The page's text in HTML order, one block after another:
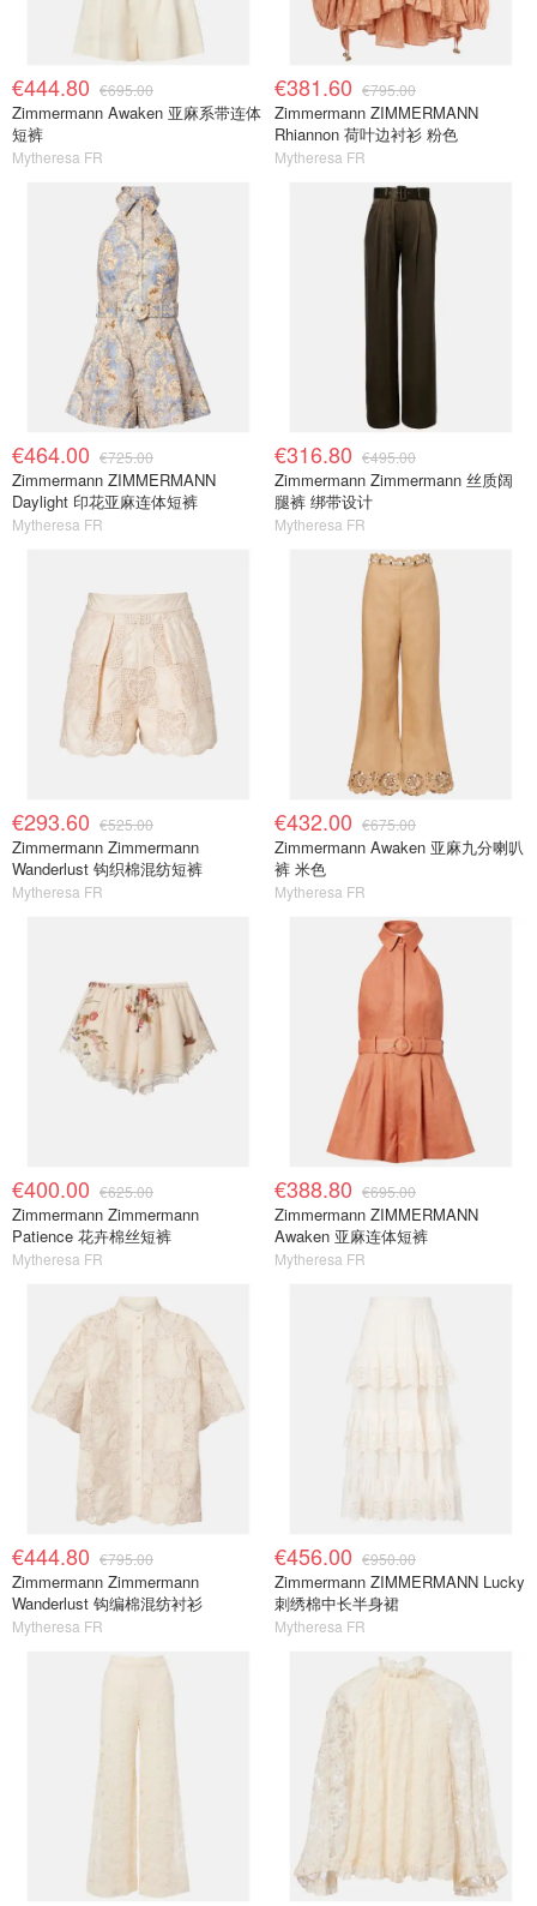
€444.80 €695.00
Zimmermann Awaken 亚麻系带连体
短裤
Mytheresa FR
€381.60 €795.00
Zimmermann ZIMMERMANN
Rhiannon 荷叶边衬衫 粉色
Mytheresa FR
€464.00 €725.00
Zimmermann ZIMMERMANN
Daylight 印花亚麻连体短裤
Mytheresa FR
€316.80 €495.00
Zimmermann Zimmermann 丝质阔
腿裤 绑带设计
Mytheresa FR
€293.60 €525.00
Zimmermann Zimmermann
Wanderlust 钩织棉混纺短裤
Mytheresa FR
€432.00 €675.00
Zimmermann Awaken 亚麻九分喇叭
裤 米色
Mytheresa FR
€400.00 €625.00
Zimmermann Zimmermann
Patience 花卉棉丝短裤
Mytheresa FR
€388.80 €695.00
Zimmermann ZIMMERMANN
Awaken 亚麻连体短裤
Mytheresa FR
€444.80 €795.00
Zimmermann Zimmermann
Wanderlust 钩编棉混纺衬衫
Mytheresa FR
€456.00 €950.00
Zimmermann ZIMMERMANN Lucky
刺绣棉中长半身裙
Mytheresa FR